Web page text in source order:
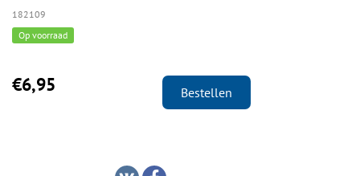
182109
Op voorraad
€6,95 Bestellen